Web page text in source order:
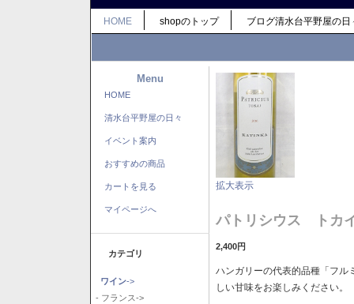
HOME shopのトップ ブログ清水台平野屋の日
Menu
HOME
清水台平野屋の日々
イベント案内
おすすめの商品
カートを見る
マイページへ
カテゴリ
ワイン->
- フランス->
拡大表示
パトリシウス トカ
2,400円
ハンガリーの代表的品種「フル
しい甘味をお楽しみください。